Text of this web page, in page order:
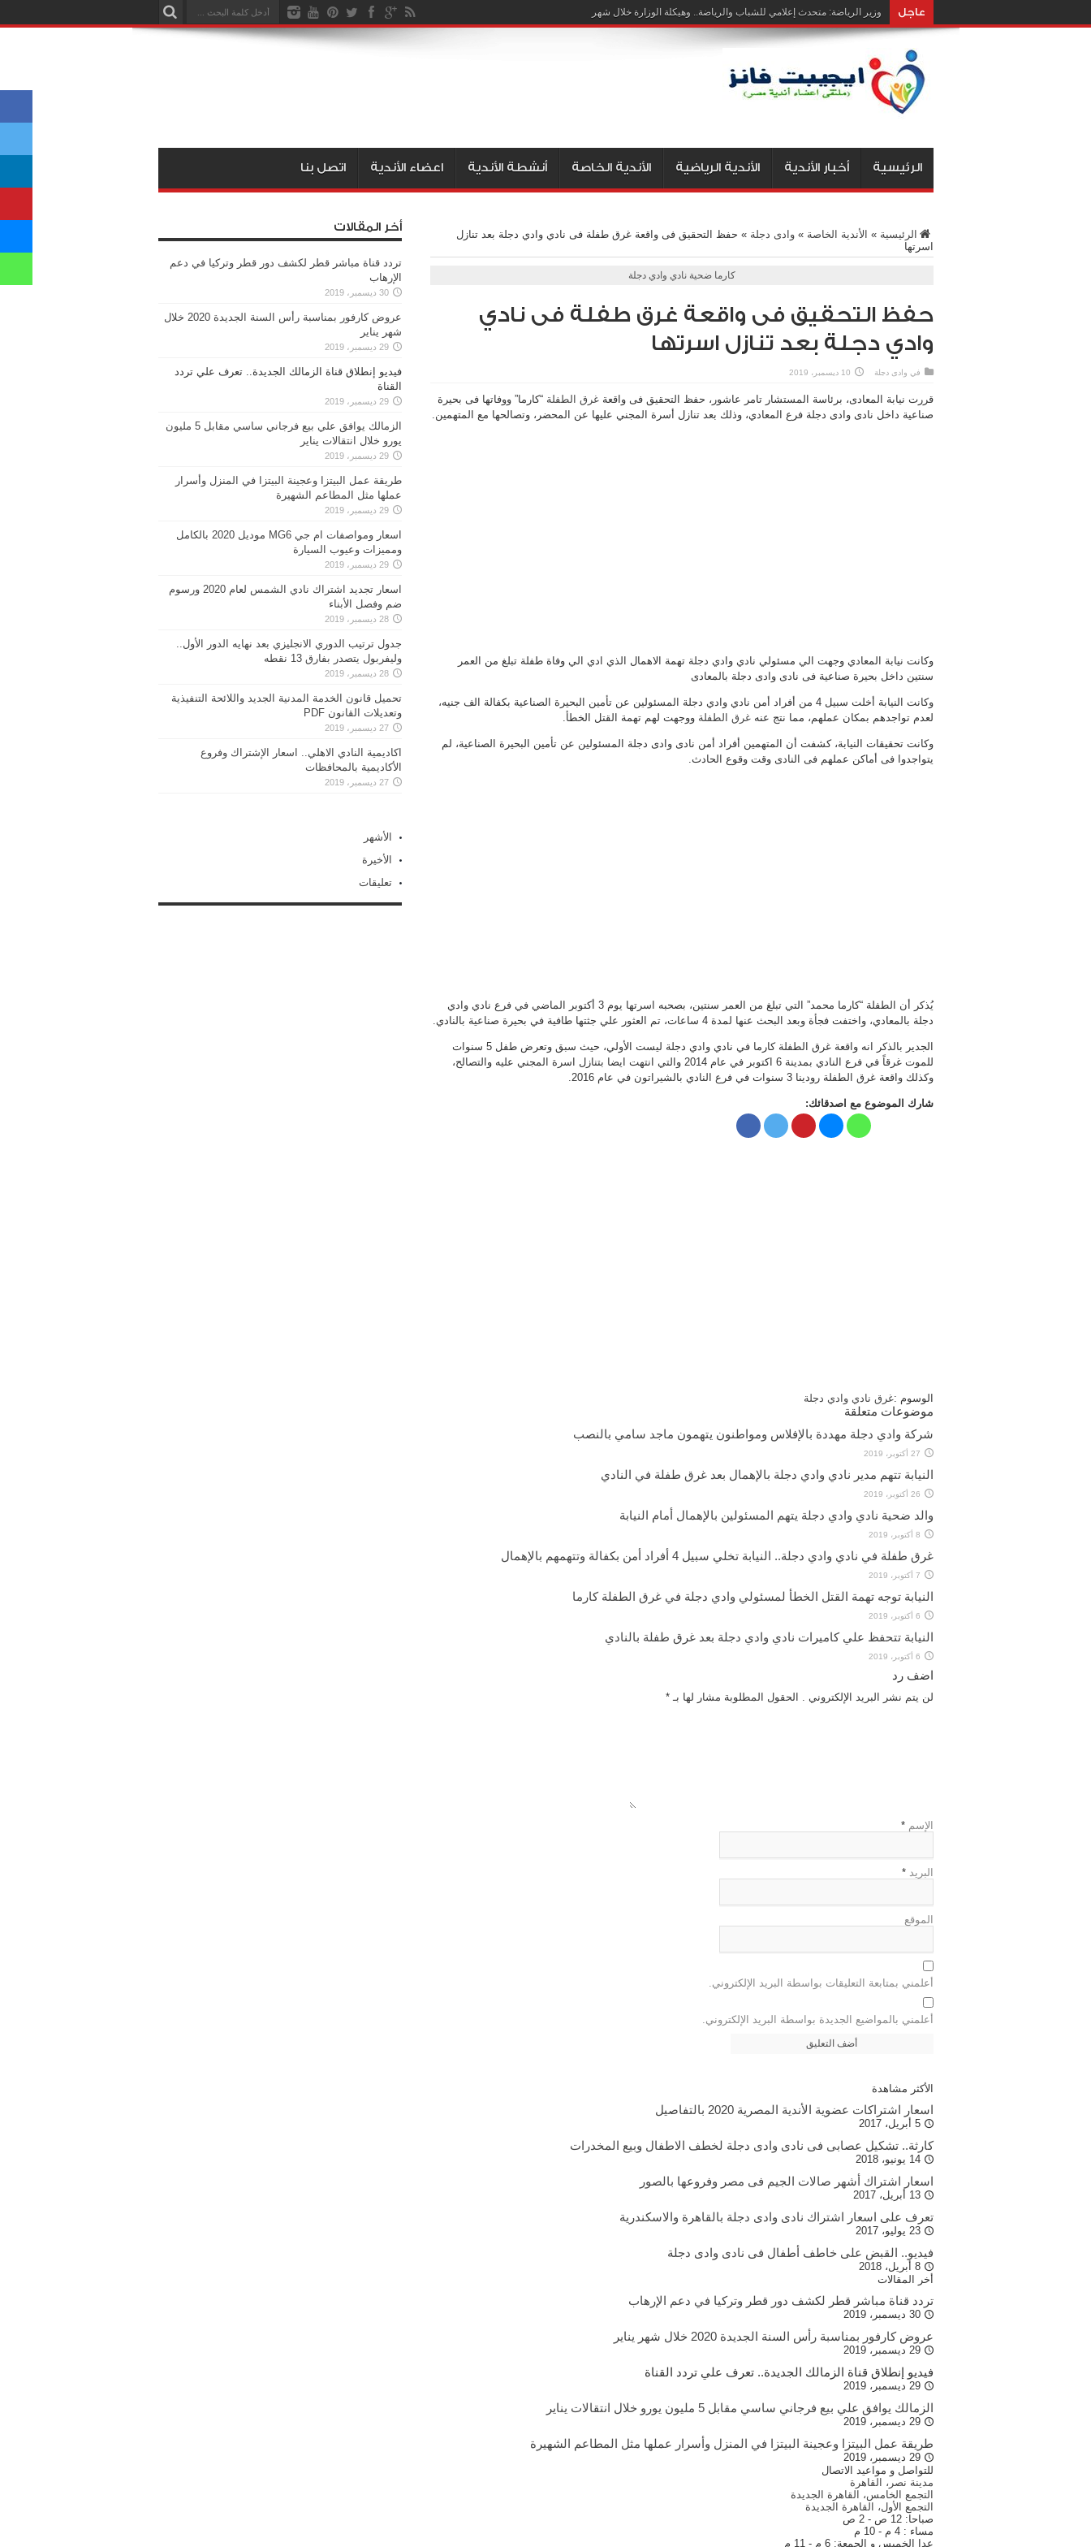
عاجل وزير الرياضة: متحدث إعلامي للشباب والرياضة.. وهيكلة الوزارة خلال شهر
الرئيسية أخبار الأندية الأندية الرياضية الأندية الخاصة أنشطة الأندية اعضاء الأندية اتصل بنا
الرئيسية » الأندية الخاصة »وادى دجلة » حفظ التحقيق فى واقعة غرق طفلة فى نادي وادي دجلة بعد تنازل
اسرتها
كارما ضحية نادي وادي دجلة
حفظ التحقيق فى واقعة غرق طفلة فى نادي
وادي دجلة بعد تنازل اسرتها
في وادى دجلة 10 ديسمبر، 2019
قررت نيابة المعادى، برئاسة المستشار تامر عاشور، حفظ التحقيق فى واقعةغرق الطفلة “كارما” ووفاتها فى بحيرة
صناعية داخل نادى وادى دجلة فرع المعادي، وذلك بعد تنازل أسرة المجني عليها عن المحضر، وتصالحها مع المتهمين.
وكانت نيابة المعادي وجهت الي مسئولي نادي وادي دجلة تهمة الاهمال الذي ادي الي وفاة طفلة تبلغ من العمر
سنتين داخل بحيرة صناعية فى نادى وادى دجلة بالمعادى
وكانت النيابة أخلت سبيل 4 من أفراد أمن نادي وادي دجلة المسئولين عن تأمين البحيرة الصناعية بكفالة الف جنيه،
لعدم تواجدهم بمكان عملهم، مما نتج عنهغرق الطفلة ووجهت لهم تهمة القتل الخطأ.
وكانت تحقيقات النيابة، كشفت أن المتهمين أفراد أمن نادى وادى دجلة المسئولين عن تأمين البحيرة الصناعية، لم
يتواجدوا فى أماكن عملهم فى النادى وقت وقوع الحادث.
يُذكر أن الطفلة “كارما محمد” التي تبلغ من العمر سنتين، بصحبه اسرتها يوم 3 أكتوبر الماضي في فرع نادي وادي
دجلة بالمعادي، واختفت فجأة وبعد البحث عنها لمدة 4 ساعات، تم العثور علي جثتها طافية في بحيرة صناعية بالنادي.
الجدير بالذكر انه واقعة غرق الطفلة كارما في نادي وادي دجلة ليست الأولي، حيث سبق وتعرض طفل 5 سنوات
للموت غرقاً في فرع النادي بمدينة 6 اكتوبر في عام 2014 والتي انتهت ايضا بتنازل اسرة المجني عليه والتصالح،
وكذلك واقعة غرق الطفلة رودينا 3 سنوات في فرع النادي بالشيراتون في عام 2016.
شارك الموضوع مع اصدقائك:
الوسوم :غرق نادي وادي دجلة
موضوعات متعلقة
شركة وادي دجلة مهددة بالإفلاس ومواطنون يتهمون ماجد سامي بالنصب
27 أكتوبر، 2019
النيابة تتهم مدير نادي وادي دجلة بالإهمال بعد غرق طفلة في النادي
26 أكتوبر، 2019
والد ضحية نادي وادي دجلة يتهم المسئولين بالإهمال أمام النيابة
8 أكتوبر، 2019
غرق طفلة في نادي وادي دجلة.. النيابة تخلي سبيل 4 أفراد أمن بكفالة وتتهمهم بالإهمال
7 أكتوبر، 2019
النيابة توجه تهمة القتل الخطأ لمسئولي وادي دجلة في غرق الطفلة كارما
6 أكتوبر، 2019
النيابة تتحفظ علي كاميرات نادي وادي دجلة بعد غرق طفلة بالنادي
6 أكتوبر، 2019
اضف رد
لن يتم نشر البريد الإلكتروني . الحقول المطلوبة مشار لها بـ*
الإسم *
البريد *
الموقع
أعلمني بمتابعة التعليقات بواسطة البريد الإلكتروني.
أعلمني بالمواضيع الجديدة بواسطة البريد الإلكتروني.
أخر المقالات
تردد قناة مباشر قطر لكشف دور قطر وتركيا في دعم
الإرهاب
30 ديسمبر، 2019
عروض كارفور بمناسبة رأس السنة الجديدة 2020 خلال
شهر يناير
29 ديسمبر، 2019
فيديو إنطلاق قناة الزمالك الجديدة.. تعرف علي تردد
القناة
29 ديسمبر، 2019
الزمالك يوافق علي بيع فرجاني ساسي مقابل 5 مليون
يورو خلال انتقالات يناير
29 ديسمبر، 2019
طريقة عمل البيتزا وعجينة البيتزا في المنزل وأسرار
عملها مثل المطاعم الشهيرة
29 ديسمبر، 2019
اسعار ومواصفات ام جي MG6 موديل 2020 بالكامل
ومميزات وعيوب السيارة
29 ديسمبر، 2019
اسعار تجديد اشتراك نادي الشمس لعام 2020 ورسوم
ضم وفصل الأبناء
28 ديسمبر، 2019
جدول ترتيب الدوري الانجليزي بعد نهايه الدور الأول..
وليفربول يتصدر بفارق 13 نقطه
28 ديسمبر، 2019
تحميل قانون الخدمة المدنية الجديد واللائحة التنفيذية
وتعديلات القانون PDF
27 ديسمبر، 2019
اكاديمية النادي الاهلي.. اسعار الإشتراك وفروع
الأكاديمية بالمحافظات
27 ديسمبر، 2019
الأشهر
الأخيرة
تعليقات
الأكثر مشاهدة
اسعار اشتراكات عضوية الأندية المصرية 2020 بالتفاصيل
5 أبريل، 2017
كارثة.. تشكيل عصابى فى نادى وادى دجلة لخطف الاطفال وبيع المخدرات
14 يونيو، 2018
اسعار اشتراك أشهر صالات الجيم فى مصر وفروعها بالصور
13 أبريل، 2017
تعرف على اسعار اشتراك نادى وادى دجلة بالقاهرة والاسكندرية
23 يوليو، 2017
فيديو.. القبض على خاطف أطفال فى نادى وادى دجلة
8 أبريل، 2018
أخر المقالات
تردد قناة مباشر قطر لكشف دور قطر وتركيا في دعم الإرهاب
30 ديسمبر، 2019
عروض كارفور بمناسبة رأس السنة الجديدة 2020 خلال شهر يناير
29 ديسمبر، 2019
فيديو إنطلاق قناة الزمالك الجديدة.. تعرف علي تردد القناة
29 ديسمبر، 2019
الزمالك يوافق علي بيع فرجاني ساسي مقابل 5 مليون يورو خلال انتقالات يناير
29 ديسمبر، 2019
طريقة عمل البيتزا وعجينة البيتزا في المنزل وأسرار عملها مثل المطاعم الشهيرة
29 ديسمبر، 2019
للتواصل و مواعيد الاتصال
مدينة نصر، القاهرة
التجمع الخامس، القاهرة الجديدة
التجمع الأول، القاهرة الجديدة
صباحا: 12 ص - 2 ص
مساء : 4 م - 10 م
عدا الخميس و الجمعة: 6 م - 11 م